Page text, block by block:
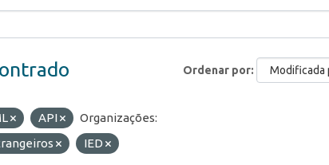
Ordenar por
API
Organizações:
IED